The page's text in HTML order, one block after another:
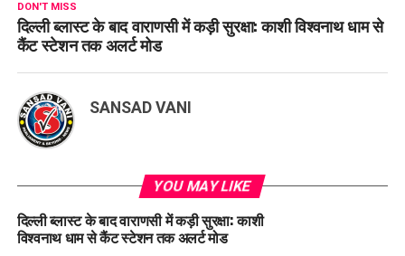
DON'T MISS
दिल्ली ब्लास्ट के बाद वाराणसी में कड़ी सुरक्षा: काशी विश्वनाथ धाम से
कैंट स्टेशन तक अलर्ट मोड
SANSAD VANI
YOU MAY LIKE
दिल्ली ब्लास्ट के बाद वाराणसी में कड़ी सुरक्षा: काशी
विश्वनाथ धाम से कैंट स्टेशन तक अलर्ट मोड